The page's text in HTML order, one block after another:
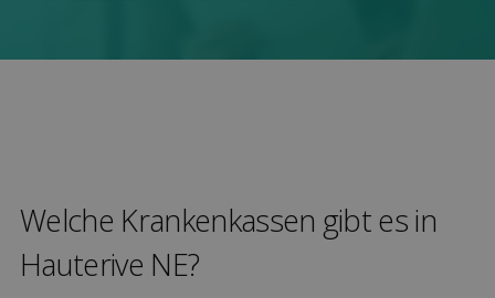
Welche Kranken­kassen gibt es in
Hauterive NE?